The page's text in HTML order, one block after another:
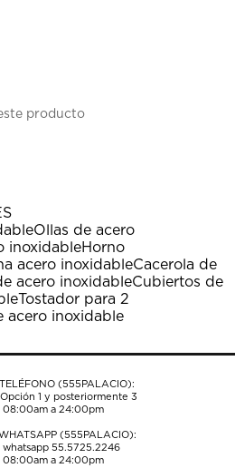
producto
Ollas de acero
inoxidableHorno
acero inoxidableCacerola de
acero inoxidableCubiertos de
Tostador para 2
acero inoxidable
(555PALACIO):
1 y posteriormente 3
08:00am a 24:00pm
(555PALACIO):
whatsapp 55.5725.2246
08:00am a 24:00pm